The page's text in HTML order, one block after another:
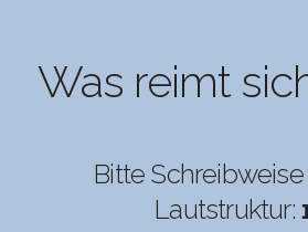
Was reimt
Bitte Schreibweise
Lautstruktur: